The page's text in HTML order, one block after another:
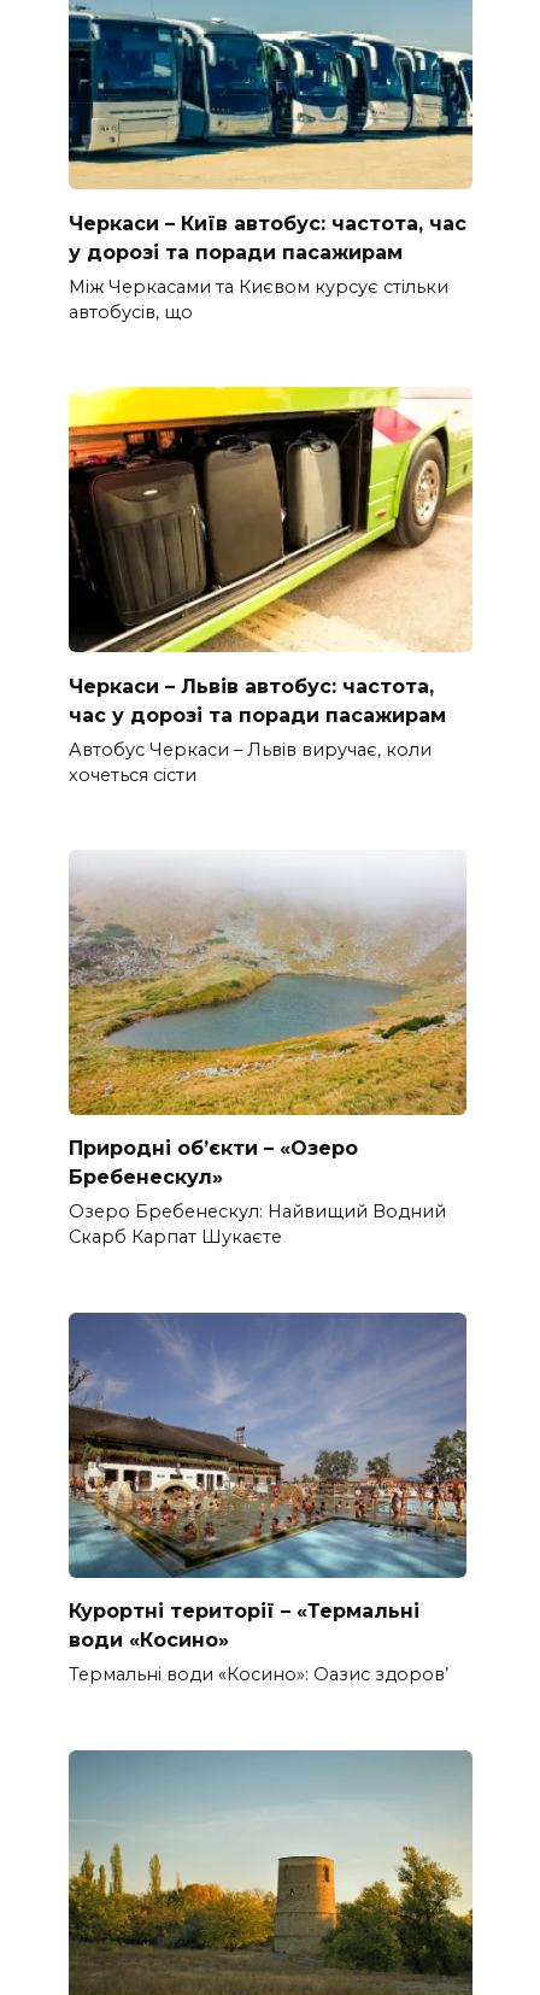
Черкаси – Київ автобус: частота, час
у дорозі та поради пасажирам
Між Черкасами та Києвом курсує стільки
автобусів, що
Черкаси – Львів автобус: частота,
час у дорозі та поради пасажирам
Автобус Черкаси – Львів виручає, коли
хочеться сісти
Природні об’єкти – «Озеро
Бребенескул»
Озеро Бребенескул: Найвищий Водний
Скарб Карпат Шукаєте
Курортні території – «Термальні
води «Косино»
Термальні води «Косино»: Оазис здоров’